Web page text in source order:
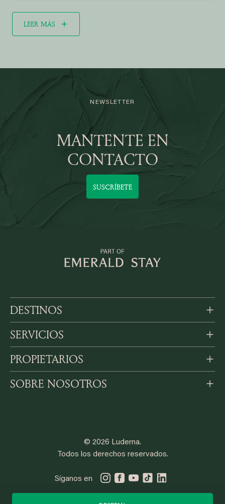
LEER MÁS
NEWSLETTER
MANTENTE EN
CONTACTO
SUSCRÍBETE
DESTINOS
SERVICIOS
PROPIETARIOS
SOBRE NOSOTROS
© 2026 Luderna.
Todos los derechos reservados.
Síganos en